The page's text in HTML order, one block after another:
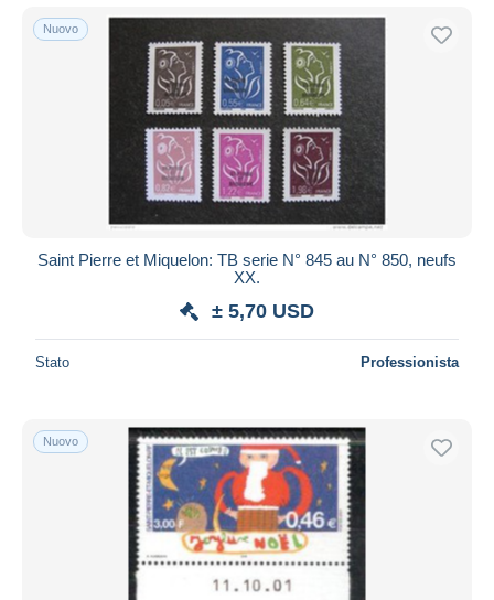
Nuovo
Saint Pierre et Miquelon: TB serie N° 845 au N° 850, neufs
XX.
± 5,70 USD
Stato Professionista
Nuovo